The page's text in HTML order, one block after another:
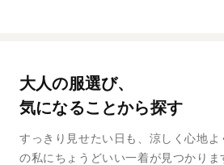
大人の服選び、
気になることから探す
すっきり見せたい日も、涼しく心地
の私にちょうどいい一着が見つかりま